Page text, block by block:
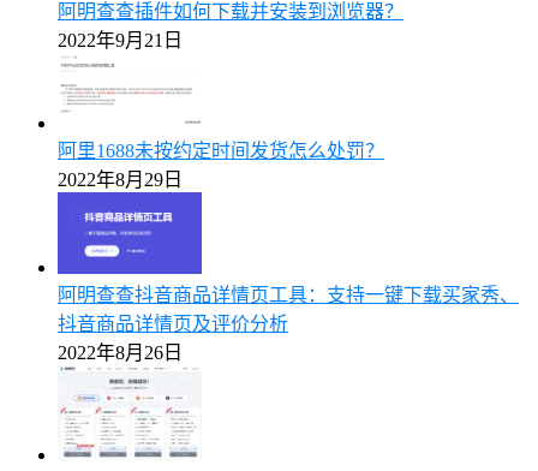
阿明查查插件如何下载并安装到浏览器？
2022年9月21日
阿里1688未按约定时间发货怎么处罚？
2022年8月29日
阿明查查抖音商品详情页工具：支持一键下载买家秀、
抖音商品详情页及评价分析
2022年8月26日